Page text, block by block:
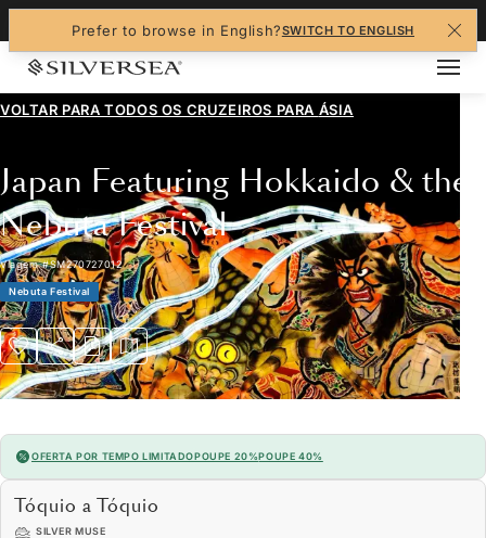
Prefer to browse in English?SWITCH TO ENGLISH
VOLTAR PARA TODOS OS CRUZEIROS PARA ÁSIA
Japan Featuring Hokkaido & the
Nebuta Festival
Viagem#SM270727012
Nebuta Festival
OFERTA POR TEMPO LIMITADOPOUPE 20%POUPE 40%
Tóquio a Tóquio
SILVER MUSE